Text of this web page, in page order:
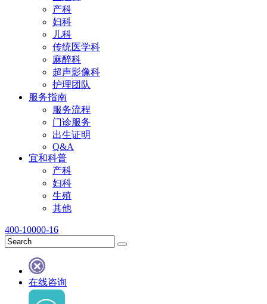
产科
妇科
儿科
传统医学科
麻醉科
超声影像科
护理团队
服务指南
服务流程
门诊服务
出生证明
Q&A
宜和科普
产科
妇科
生殖
其他
400-10000-16
在线咨询